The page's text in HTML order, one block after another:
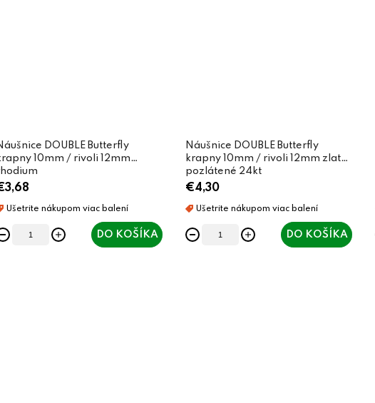
DOUBLE Butterfly
10mm / rivoli 12mm
DO KOŠÍKA
Náušnice DOUBLE Butterfly
krapny 10mm / rivoli 12mm zlaté
pozlátené 24kt
€4,30
DO KOŠÍKA